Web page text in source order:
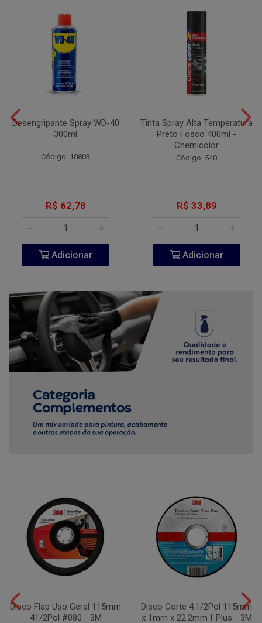
Desengripante Spray WD-40
300ml
Código: 10803
R$ 62,78
Adicionar
Tinta Spray Alta Temperatura
Preto Fosco 400ml -
Chemicolor
Código: 540
R$ 33,89
Adicionar
Disco Flap Uso Geral 115mm
41/2Pol #080 - 3M
Disco Corte 4.1/2Pol 115mm
x 1mm x 22.2mm I-Plus - 3M